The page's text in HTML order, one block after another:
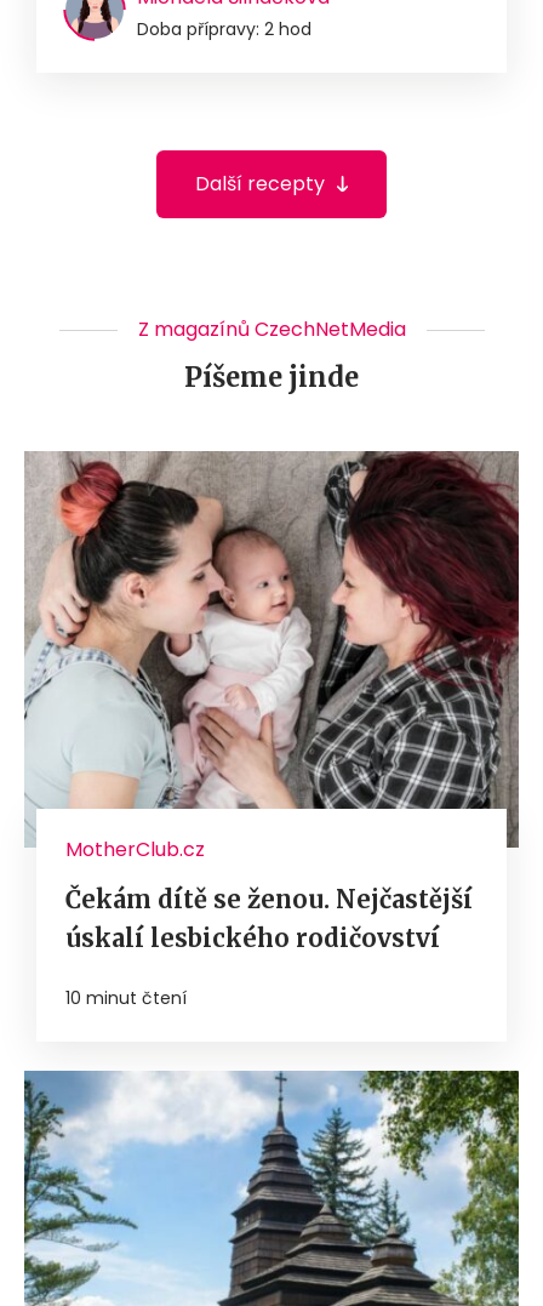
Doba přípravy: 2 hod
Další recepty
Z magazínů CzechNetMedia
Píšeme jinde
MotherClub.cz
Čekám dítě se ženou. Nejčastější
úskalí lesbického rodičovství
10 minut čtení